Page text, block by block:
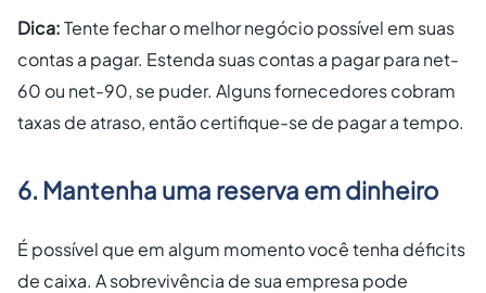
Dica:Tente fechar o melhor negócio possível em suas
contas a pagar. Estenda suas contas a pagar para net-
60 ou net-90, se puder. Alguns fornecedores cobram
taxas de atraso, então certifique-se de pagar a tempo.
6. Mantenha uma reserva em dinheiro
É possível que em algum momento você tenha déficits
de caixa. A sobrevivência de sua empresa pode